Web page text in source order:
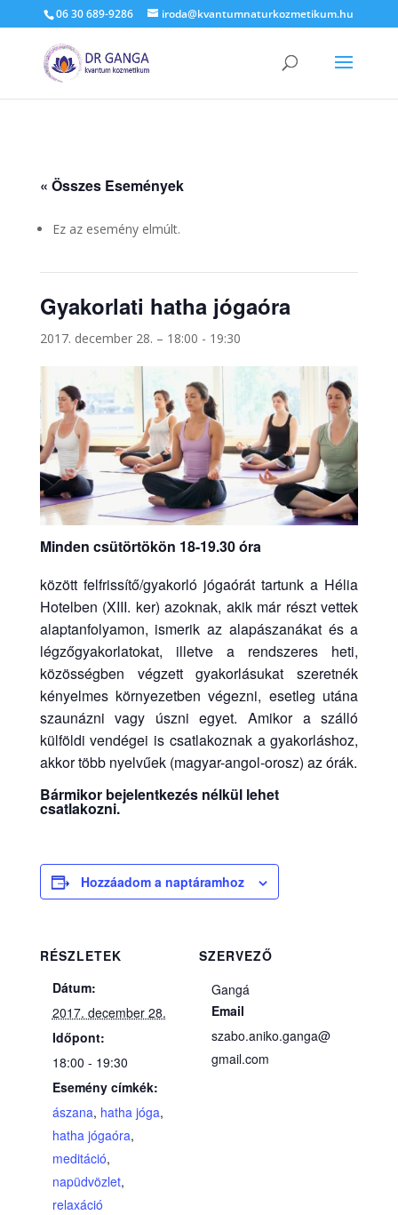
06 30 689-9286 iroda@kvantumnaturkozmetikum.hu
« Összes Események
Ez az esemény elmúlt.
Gyakorlati hatha jógaóra
2017. december 28. – 18:00 - 19:30
Minden csütörtökön 18-19.30 óra
között felfrissítő/gyakorló jógaórát tartunk a Hélia
Hotelben (XIII. ker) azoknak, akik már részt vettek
alaptanfolyamon, ismerik az alapászanákat és a
légzőgyakorlatokat, illetve a rendszeres heti,
közösségben végzett gyakorlásukat szeretnék
kényelmes környezetben végezni, esetleg utána
szaunázni vagy úszni egyet. Amikor a szálló
külföldi vendégei is csatlakoznak a gyakorláshoz,
akkor több nyelvűek (magyar-angol-orosz) az órák.
Bármikor bejelentkezés nélkül lehet
csatlakozni.
Hozzáadom a naptáramhoz
RÉSZLETEK
Dátum:
2017. december 28.
Időpont:
18:00 - 19:30
Esemény címkék:
ászana, hatha jóga,
hatha jógaóra,
meditáció,
napüdvözlet,
relaxáció
SZERVEZŐ
Gangá
Email
szabo.aniko.ganga@
gmail.com